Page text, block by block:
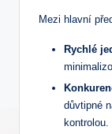
Mezi‍ hlavní
Rychlé
důvtipné⁢
kontrolou.